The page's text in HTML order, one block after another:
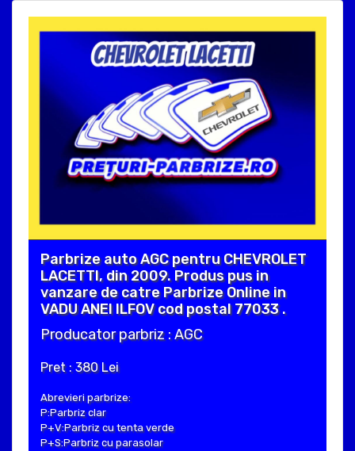
Parbrize auto AGC pentru CHEVROLET
LACETTI, din 2009. Produs pus in
vanzare de catre Parbrize Online in
VADU ANEI ILFOV cod postal 77033 .
Producator parbriz : AGC
Pret : 380 Lei
Abrevieri parbrize:
P:Parbriz clar
P+V:Parbriz cu tenta verde
P+S:Parbriz cu parasolar